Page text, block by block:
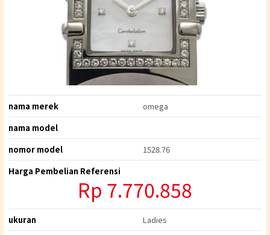
nama merek
omega
nama model
nomor model
1528.76
Harga Pembelian Referensi
Rp 7.770.858
ukuran
Ladies